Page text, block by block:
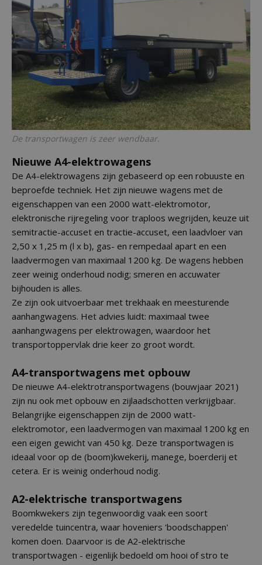
De transportwagen is zeer wendbaar.
Nieuwe A4-elektrowagens
De A4-elektrowagens zijn gebaseerd op een robuuste en
beproefde techniek. Het zijn nieuwe wagens met de
eigenschappen van een 2000 watt-elektromotor,
elektronische rijregeling voor traploos wegrijden, keuze uit
semitractie-accuset en tractie-accuset, een laadvloer van
2,50 x 1,25 m (l x b), gas- en rempedaal apart en een
laadvermogen van maximaal 1200 kg. De wagens hebben
zeer weinig onderhoud nodig; smeren en accuwater
bijhouden is alles.
Ze zijn ook uitvoerbaar met trekhaak en meesturende
aanhangwagens. Het advies luidt: maximaal twee
aanhangwagens per elektrowagen, waardoor het
transportoppervlak drie keer zo groot wordt.
A4-transportwagens met opbouw
De nieuwe A4-elektrotransportwagens (bouwjaar 2021)
zijn nu ook met opbouw en zijlaadschotten verkrijgbaar.
Belangrijke eigenschappen zijn de 2000 watt-
elektromotor, een laadvermogen van maximaal 1200 kg en
een eigen gewicht van 450 kg. Deze transportwagen is
ideaal voor op de (boom)kwekerij, manege, boerderij et
cetera. Er is weinig onderhoud nodig.
A2-elektrische transportwagens
Boomkwekers zijn tegenwoordig vaak een soort
veredelde tuincentra, waar hoveniers 'boodschappen'
komen doen. Daarvoor is de A2-elektrische
transportwagen - eigenlijk bedoeld om hooi of stro te